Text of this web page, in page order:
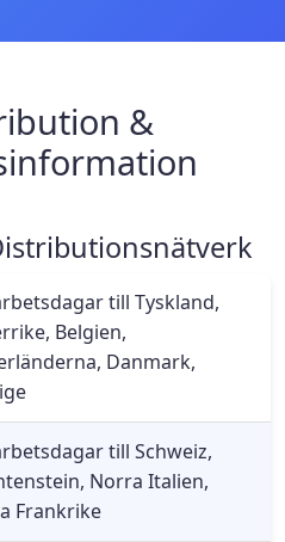
&
till Tyskland,
Belgien,
Danmark,
till Schweiz,
Norra Italien,
Frankrike